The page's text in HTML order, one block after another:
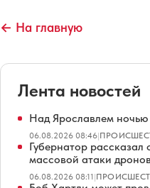
← На главную
Лента новостей
Над Ярославлем
06.08.2026 08:46|
Губернатор рассказал
массовой атаки
06.08.2026 08:11|